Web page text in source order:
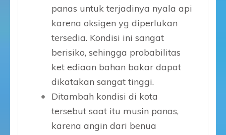
panas untuk terjadinya nyala api
karena oksigen yg diperlukan
tersedia. Kondisi ini sangat
berisiko, sehingga probabilitas
ket ediaan bahan bakar dapat
dikatakan sangat tinggi.
Ditambah kondisi di kota
tersebut saat itu musin panas,
karena angin dari benua